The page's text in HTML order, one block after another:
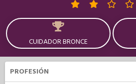
CUIDADOR BRONCE
PROFESIÓN